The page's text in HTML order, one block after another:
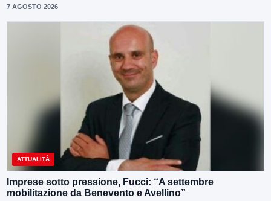
7 AGOSTO 2026
ATTUALITÀ
Imprese sotto pressione, Fucci: “A settembre
mobilitazione da Benevento e Avellino”